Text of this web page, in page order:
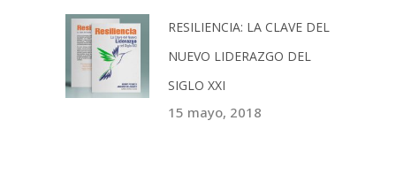
RESILIENCIA: LA CLAVE DEL
NUEVO LIDERAZGO DEL
SIGLO XXI
15 mayo, 2018